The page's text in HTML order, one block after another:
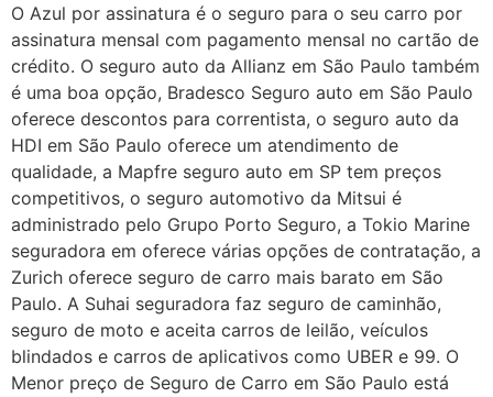
O Azul por assinatura é o seguro para o seu carro por
assinatura mensal com pagamento mensal no cartão de
crédito. O seguro auto da Allianz em São Paulo também
é uma boa opção, Bradesco Seguro auto em São Paulo
oferece descontos para correntista, o seguro auto da
HDI em São Paulo oferece um atendimento de
qualidade, a Mapfre seguro auto em SP tem preços
competitivos, o seguro automotivo da Mitsui é
administrado pelo Grupo Porto Seguro, a Tokio Marine
seguradora em oferece várias opções de contratação, a
Zurich oferece seguro de carro mais barato em São
Paulo. A Suhai seguradora faz seguro de caminhão,
seguro de moto e aceita carros de leilão, veículos
blindados e carros de aplicativos como UBER e 99. O
Menor preço de Seguro de Carro em São Paulo está